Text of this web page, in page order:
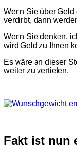
Wenn Sie über Geld
verdirbt, dann
Wenn Sie denken,
wird Geld zu Ihnen
Es wäre an dieser
weiter zu vertiefen.
Fakt ist nun